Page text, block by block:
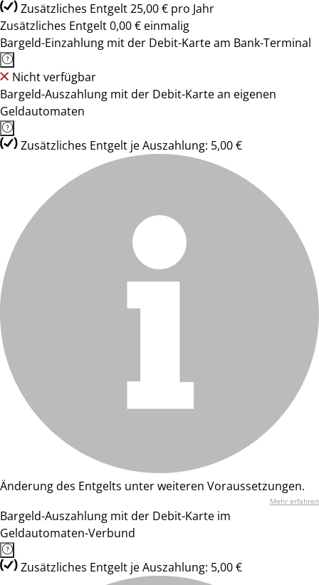
Zusätzliches Entgelt 25,00 € pro Jahr
Zusätzliches Entgelt 0,00 € einmalig
Bargeld-Einzahlung mit der Debit-Karte am Bank-Terminal
Nicht verfügbar
Bargeld-Auszahlung mit der Debit-Karte an eigenen
Geldautomaten
Zusätzliches Entgelt je Auszahlung: 5,00 €
Änderung des Entgelts unter weiteren Voraussetzungen.
Mehr erfahren
Bargeld-Auszahlung mit der Debit-Karte im
Geldautomaten-Verbund
Zusätzliches Entgelt je Auszahlung: 5,00 €